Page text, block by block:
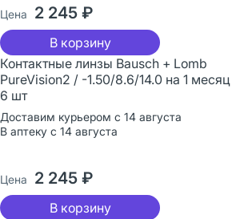
Цена 2 245 ₽
В корзину
Контактные линзы Bausch + Lomb
PureVision2 / -1.50/8.6/14.0 на 1 месяц
6 шт
Доставим курьером с 14 августа
В аптеку с 14 августа
Цена 2 245 ₽
В корзину